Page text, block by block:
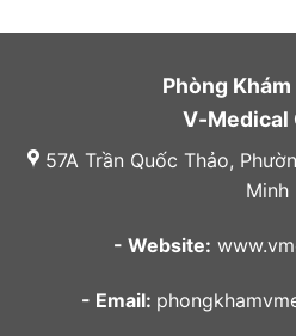
Phòng Khám
V-Medical
57A Trần Quốc Thảo,
Minh
- Website:
- Email: